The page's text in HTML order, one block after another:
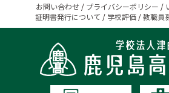
お問い合わせ / プライバシーポリシー /
証明書発行について / 学校評価/教職員